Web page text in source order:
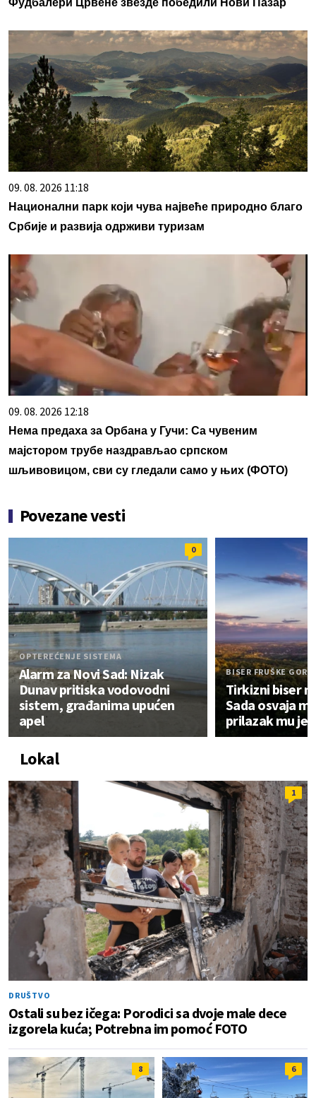
Фудбалери Црвене звезде победили Нови Пазар
09. 08. 2026 11:18
Национални парк који чува највеће природно благо
Србије и развија одрживи туризам
09. 08. 2026 12:18
Нема предаха за Орбана у Гучи: Са чувеним
мајстором трубе наздрављао српском
шљивовицом, сви су гледали само у њих (ФОТО)
Povezane vesti
0
OPTEREĆENJE SISTEMA
Alarm za Novi Sad: Nizak
Dunav pritiska vodovodni
sistem, građanima upućen
apel
BISER FRUŠKE GORE
Tirkizni biser
Sada osvaja
prilazak mu je
Lokal
1
DRUŠTVO
Ostali su bez ičega: Porodici sa dvoje male dece
izgorela kuća; Potrebna im pomoć FOTO
8 6